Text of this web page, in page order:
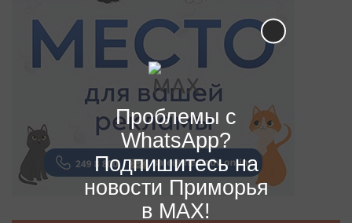
Проблемы с
WhatsApp?
Подпишитесь на
новости Приморья
в MAX!